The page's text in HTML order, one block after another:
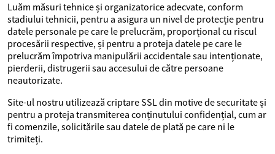
Luăm măsuri tehnice și organizatorice adecvate, conform
stadiului tehnicii, pentru a asigura un nivel de protecție pentru
datele personale pe care le prelucrăm, proporțional cu riscul
procesării respective, și pentru a proteja datele pe care le
prelucrăm împotriva manipulării accidentale sau intenționate,
pierderii, distrugerii sau accesului de către persoane
neautorizate.
Site-ul nostru utilizează criptare SSL din motive de securitate și
pentru a proteja transmiterea conținutului confidențial, cum ar
fi comenzile, solicitările sau datele de plată pe care ni le
trimiteți.